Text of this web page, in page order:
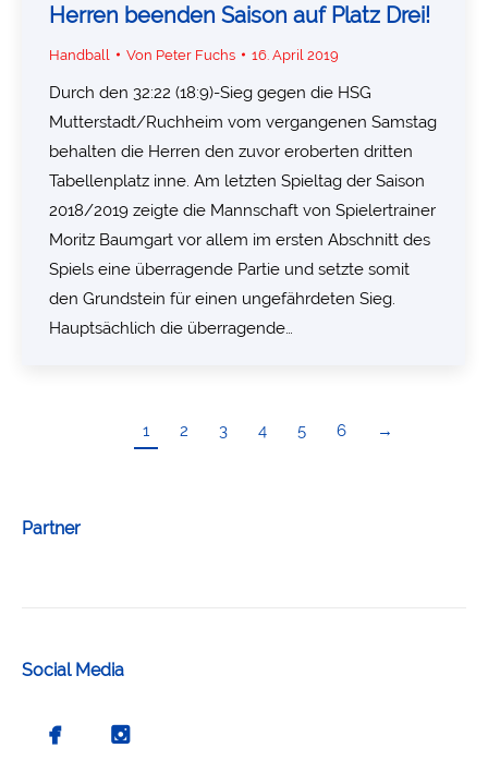
Herren beenden Saison auf Platz Drei!
Handball Von Peter Fuchs 16. April 2019
Durch den 32:22 (18:9)-Sieg gegen die HSG
Mutterstadt/Ruchheim vom vergangenen Samstag
behalten die Herren den zuvor eroberten dritten
Tabellenplatz inne. Am letzten Spieltag der Saison
2018/2019 zeigte die Mannschaft von Spielertrainer
Moritz Baumgart vor allem im ersten Abschnitt des
Spiels eine überragende Partie und setzte somit
den Grundstein für einen ungefährdeten Sieg.
Hauptsächlich die überragende…
1 2 3 4 5 6 →
Partner
Social Media